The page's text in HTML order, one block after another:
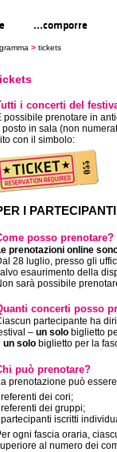
...comporre
> tickets
i concerti del
possibile prenotare in
posto in sala (non
con il simbolo:
I PARTECIPANTI
posso prenotare?
prenotazioni online
28 luglio, presso gli
esaurimento della
sarà possibile
concerti posso
partecipante ha
– un solo biglietto
un solo biglietto per la
può prenotare?
prenotazione può
dei cori;
dei gruppi;
iscritti
ogni fascia oraria,
al numero dei